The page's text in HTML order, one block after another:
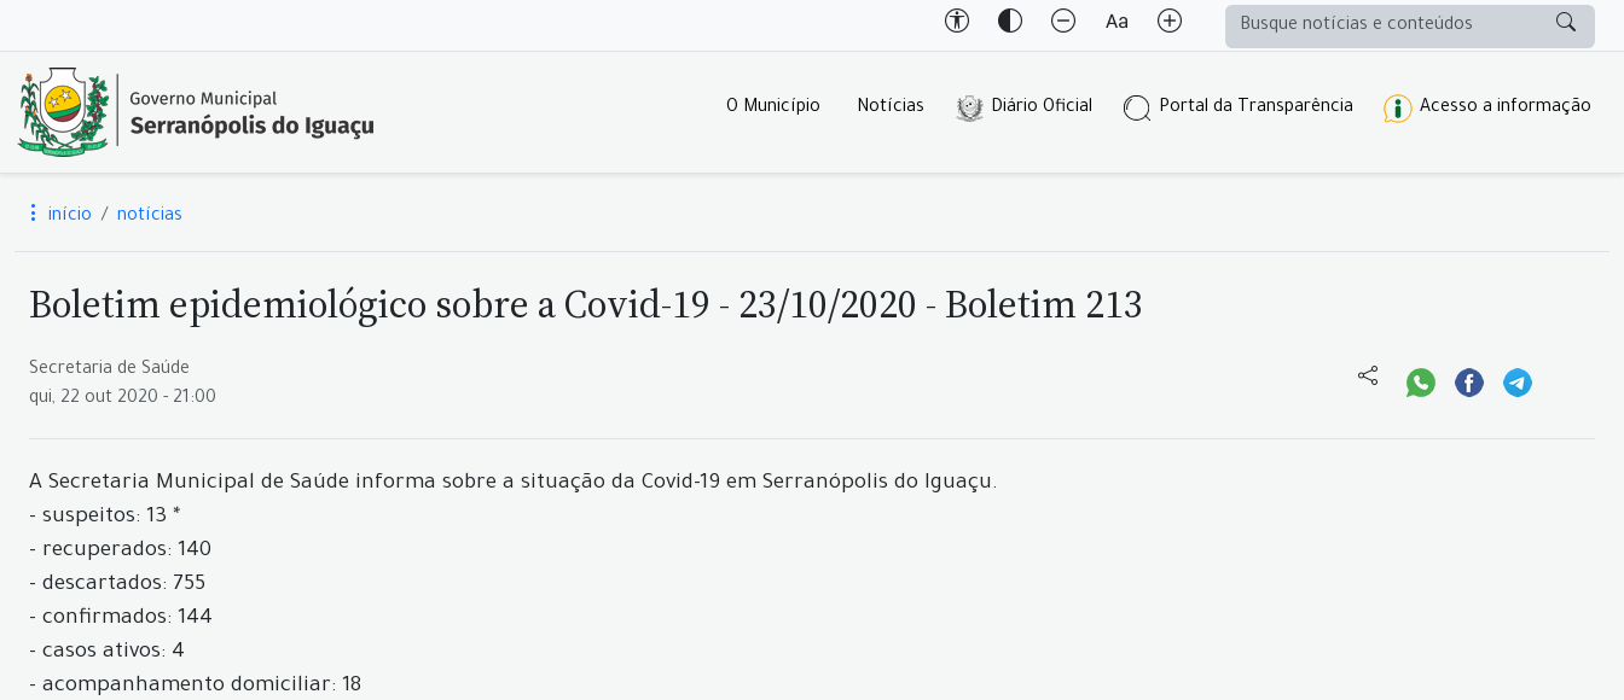
O Município Notícias Diário Oficial Portal da Transparência Acesso a informação
início notícias
Boletim epidemiológico sobre a Covid-19 - 23/10/2020 - Boletim 213
Secretaria de Saúde
qui, 22 out 2020 - 21:00
A Secretaria Municipal de Saúde informa sobre a situação da Covid-19 em Serranópolis do Iguaçu.
- suspeitos: 13 *
- recuperados: 140
- descartados: 755
- confirmados: 144
- casos ativos: 4
- acompanhamento domiciliar: 18